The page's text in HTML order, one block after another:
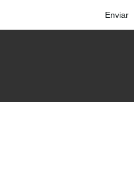
Enviar